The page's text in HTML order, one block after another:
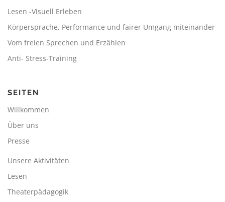
Lesen -Visuell Erleben
Körpersprache, Performance und fairer Umgang miteinander
Vom freien Sprechen und Erzählen
Anti- Stress-Training
SEITEN
Willkommen
Über uns
Presse
Unsere Aktivitäten
Lesen
Theaterpädagogik